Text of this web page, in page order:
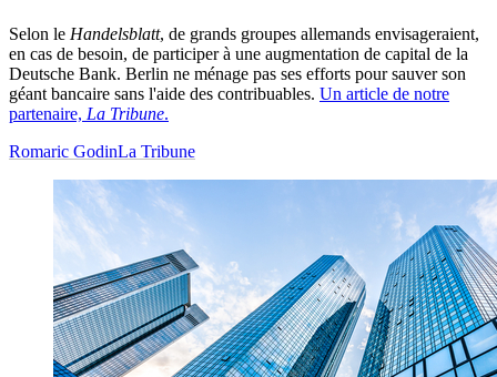
Selon le Handelsblatt, de grands groupes allemands envisageraient,
en cas de besoin, de participer à une augmentation de capital de la
Deutsche Bank. Berlin ne ménage pas ses efforts pour sauver son
géant bancaire sans l'aide des contribuables. Un article de notre
partenaire, La Tribune.
Romaric GodinLa Tribune